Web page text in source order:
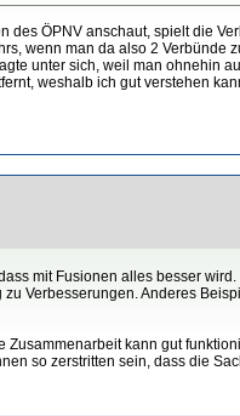
ÖPNV anschaut, spielt die
wenn man da also 2 Verbünde
unter sich, weil man ohnehin
weshalb ich gut verstehen
mit Fusionen alles besser
Verbesserungen. Anderes
kann gut
so zerstritten sein, dass die